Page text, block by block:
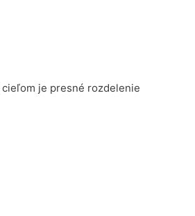
cieľom je presné rozdelenie